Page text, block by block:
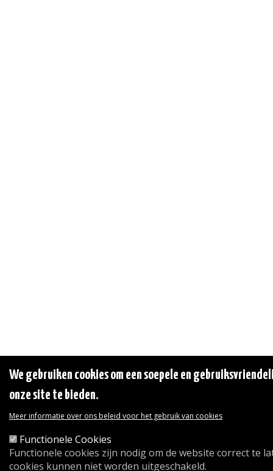
We gebruiken cookies om een soepele en
onze site te bieden.
Meer informatie over ons beleid voor het gebruik van cookies
Functionele Cookies
Functionele cookies zijn nodig om de website correct te
cookies kunnen niet worden uitgeschakeld.